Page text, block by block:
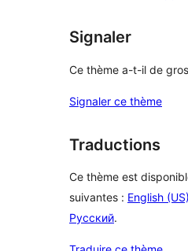
Signaler
Ce thème a-t-il de
Signaler ce thème
Traductions
Ce thème est
suivantes : English (US)
Русский.